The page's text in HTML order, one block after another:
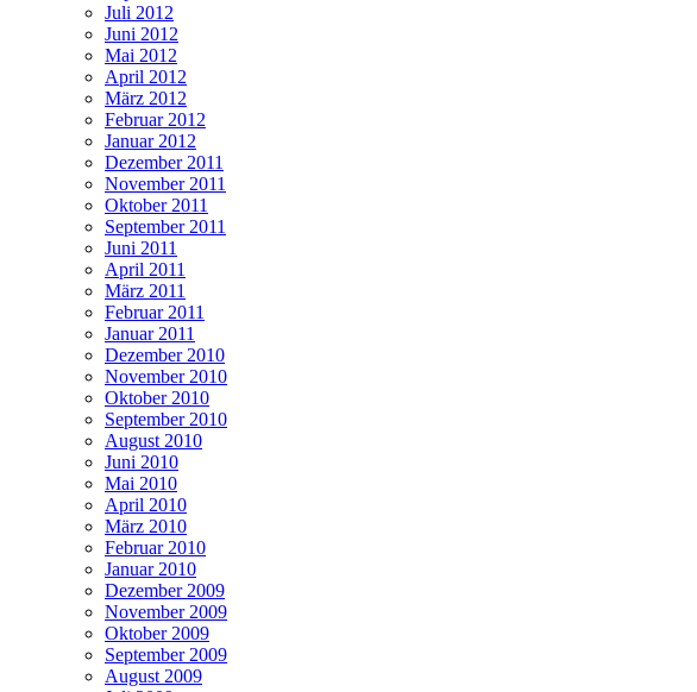
Juli 2012
Juni 2012
Mai 2012
April 2012
März 2012
Februar 2012
Januar 2012
Dezember 2011
November 2011
Oktober 2011
September 2011
Juni 2011
April 2011
März 2011
Februar 2011
Januar 2011
Dezember 2010
November 2010
Oktober 2010
September 2010
August 2010
Juni 2010
Mai 2010
April 2010
März 2010
Februar 2010
Januar 2010
Dezember 2009
November 2009
Oktober 2009
September 2009
August 2009